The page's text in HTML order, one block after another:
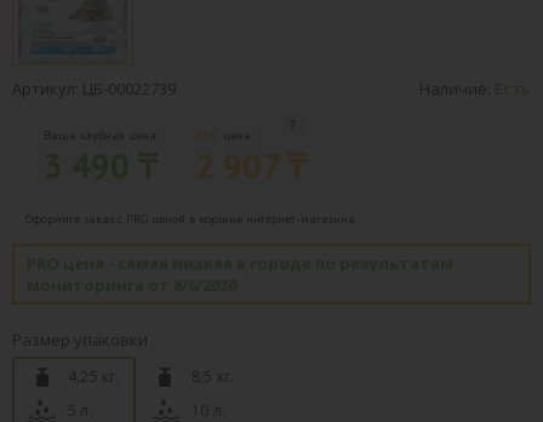
Артикул: ЦБ-00022739 Наличие: Есть
Ваша клубная цена: PRO цена:
2 907 ₸
Оформите заказ с PRO ценой в корзине интернет-магазина.
PRO цена - самая низкая в городе по результатам
мониторинга от 8/6/2026
Размер упаковки
4,25 кг.
5 л.
8,5 кг.
10 л.